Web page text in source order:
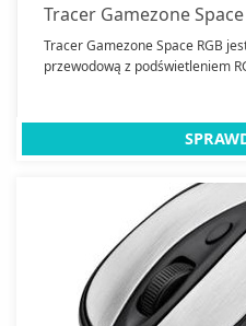
Tracer Gamezone Space
Tracer Gamezone Space RGB
przewodową z podświetleniem